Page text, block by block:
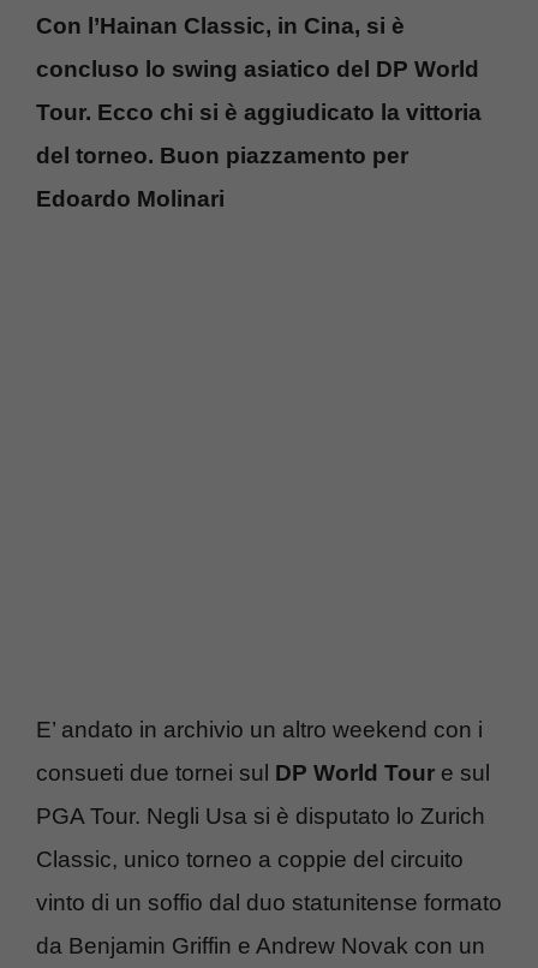
Con l’Hainan Classic, in Cina, si è
concluso lo swing asiatico del DP World
Tour. Ecco chi si è aggiudicato la vittoria
del torneo. Buon piazzamento per
Edoardo Molinari
E’ andato in archivio un altro weekend con i
consueti due tornei sul DP World Tour e sul
PGA Tour. Negli Usa si è disputato lo Zurich
Classic, unico torneo a coppie del circuito
vinto di un soffio dal duo statunitense formato
da Benjamin Griffin e Andrew Novak con un